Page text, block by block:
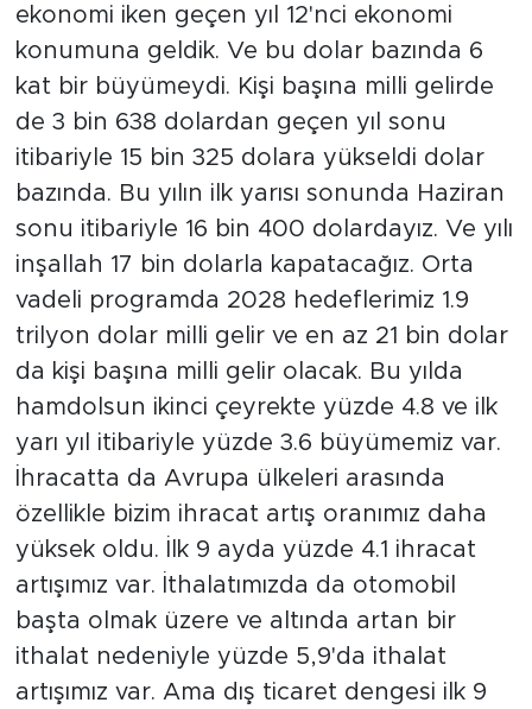
ekonomi iken geçen yıl 12'nci ekonomi
konumuna geldik. Ve bu dolar bazında 6
kat bir büyümeydi. Kişi başına milli gelirde
de 3 bin 638 dolardan geçen yıl sonu
itibariyle 15 bin 325 dolara yükseldi dolar
bazında. Bu yılın ilk yarısı sonunda Haziran
sonu itibariyle 16 bin 400 dolardayız. Ve yılı
inşallah 17 bin dolarla kapatacağız. Orta
vadeli programda 2028 hedeflerimiz 1.9
trilyon dolar milli gelir ve en az 21 bin dolar
da kişi başına milli gelir olacak. Bu yılda
hamdolsun ikinci çeyrekte yüzde 4.8 ve ilk
yarı yıl itibariyle yüzde 3.6 büyümemiz var.
İhracatta da Avrupa ülkeleri arasında
özellikle bizim ihracat artış oranımız daha
yüksek oldu. İlk 9 ayda yüzde 4.1 ihracat
artışımız var. İthalatımızda da otomobil
başta olmak üzere ve altında artan bir
ithalat nedeniyle yüzde 5,9'da ithalat
artışımız var. Ama dış ticaret dengesi ilk 9